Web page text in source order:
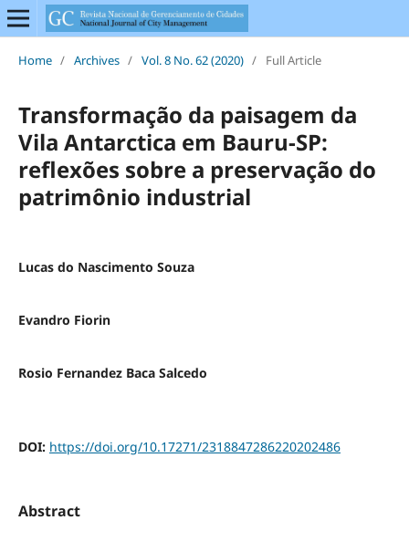
Home / Archives / Vol. 8 No. 62 (2020) / Full Article
Transformação da paisagem da
Vila Antarctica em Bauru-SP:
reflexões sobre a preservação do
patrimônio industrial
Lucas do Nascimento Souza
Evandro Fiorin
Rosio Fernandez Baca Salcedo
DOI: https://doi.org/10.17271/2318847286220202486
Abstract